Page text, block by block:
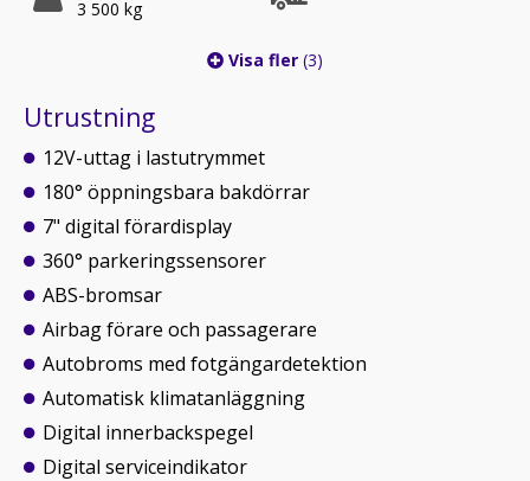
3 500 kg
Visa fler (3)
Utrustning
12V-uttag i lastutrymmet
180° öppningsbara bakdörrar
7" digital förardisplay
360° parkeringssensorer
ABS-bromsar
Airbag förare och passagerare
Autobroms med fotgängardetektion
Automatisk klimatanläggning
Digital innerbackspegel
Digital serviceindikator